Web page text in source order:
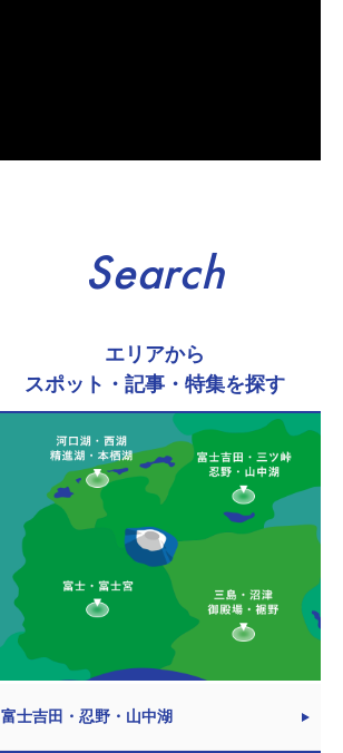
Search
エリアから
スポット・記事・特集を探す
富士吉田・忍野・山中湖